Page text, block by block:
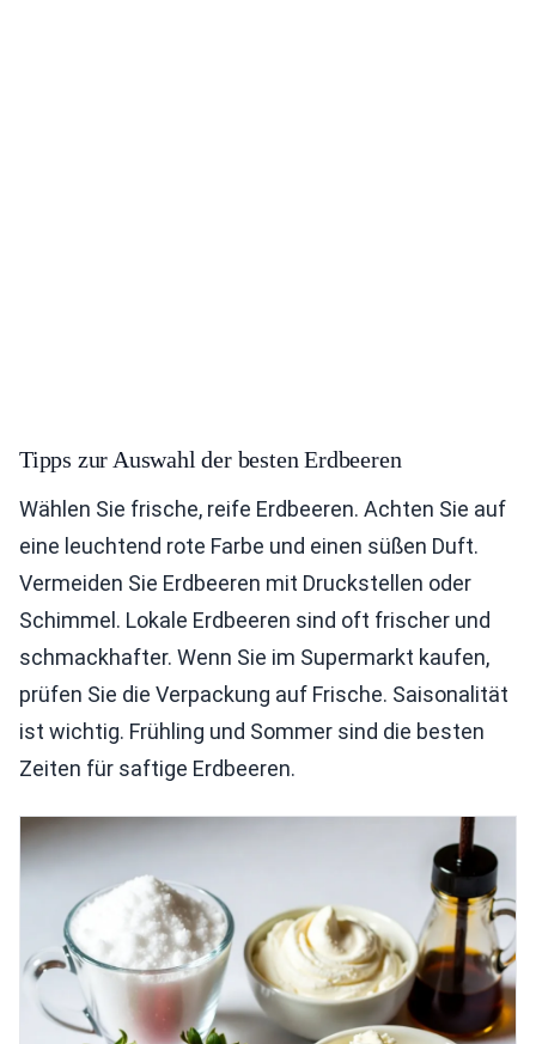
Tipps zur Auswahl der besten Erdbeeren
Wählen Sie frische, reife Erdbeeren. Achten Sie auf
eine leuchtend rote Farbe und einen süßen Duft.
Vermeiden Sie Erdbeeren mit Druckstellen oder
Schimmel. Lokale Erdbeeren sind oft frischer und
schmackhafter. Wenn Sie im Supermarkt kaufen,
prüfen Sie die Verpackung auf Frische. Saisonalität
ist wichtig. Frühling und Sommer sind die besten
Zeiten für saftige Erdbeeren.